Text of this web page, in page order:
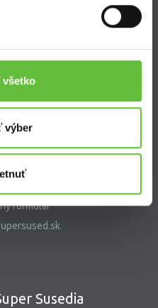
výber
cookies
formulár
Susedia